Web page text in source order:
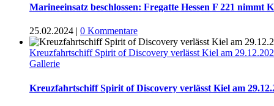
Marineeinsatz beschlossen: Fregatte Hessen F 221 nimmt
25.02.2024 0 Kommentare
Kreuzfahrtschiff Spirit of Discovery verlässt Kiel am
Gallerie
Kreuzfahrtschiff Spirit of Discovery verlässt Kiel am